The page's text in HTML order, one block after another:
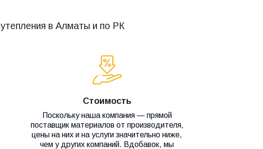
в Алматы и по РК
Стоимость
Поскольку наша компания — прямой
поставщик материалов от производителя,
цены на них и на услуги значительно ниже,
чем у других компаний. Вдобавок, мы